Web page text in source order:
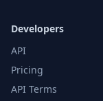
Developers
API
Pricing
API Terms